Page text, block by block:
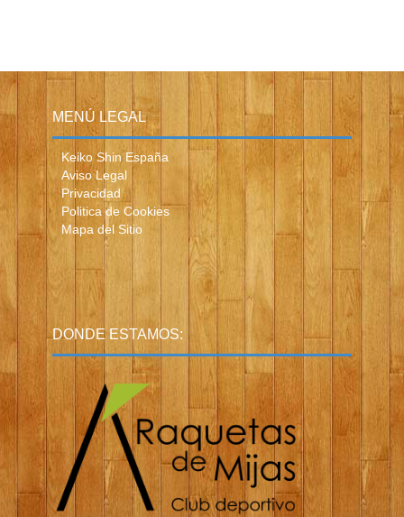
MENÚ LEGAL
Keiko Shin España
Aviso Legal
Privacidad
Politica de Cookies
Mapa del Sitio
DONDE ESTAMOS: